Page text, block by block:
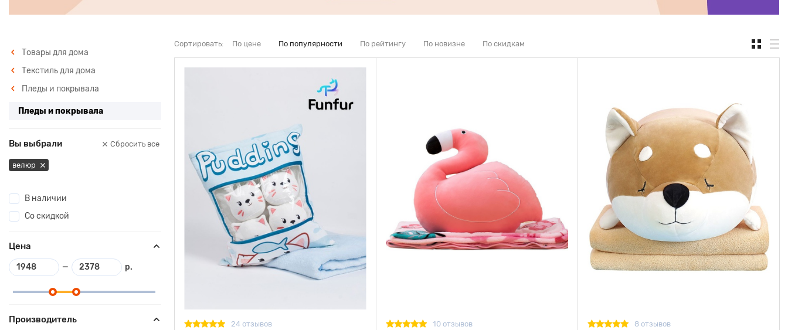
Товары для дома
Текстиль для дома
Пледы и покрывала
Пледы и покрывала
Вы выбрали Сбросить все
велюр
В наличии
Со скидкой
Цена
— р.
Производитель
Сортировать: По цене По популярности По рейтингу По новизне По скидкам
24 отзывов 10 отзывов 8 отзывов